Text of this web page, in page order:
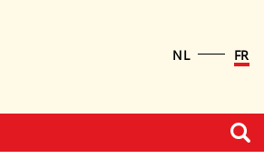
NL FR